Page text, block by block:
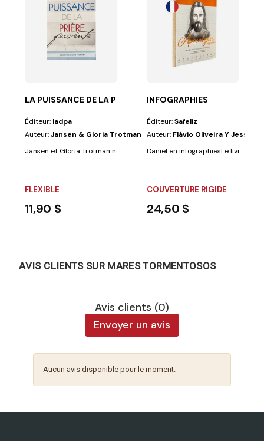
par des gens à l'esprit indépendant qui auraient...
LA PUISSANCE DE LA PRIERE FERVENTE
Éditeur: Iadpa
Auteur:Jansen & Gloria Trotman
Jansen et Gloria Trotman nous montrent la richesse de la priere
FLEXIBLE
11,90 $
INFOGRAPHIES
Éditeur:Safeliz
Auteur: Flávio Oliveira Y Jessica
Daniel en infographiesLe livre
COUVERTURE RIGIDE
24,50 $
AVIS CLIENTS SUR MARES TORMENTOSOS
Avis clients (0)
Envoyer un avis
Aucun avis disponible pour le moment.